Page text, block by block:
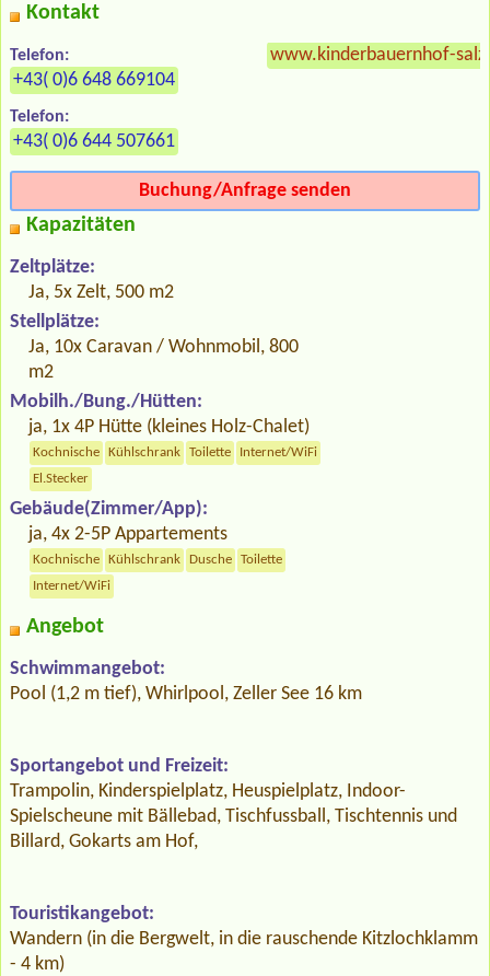
Kontakt
Telefon:
+43( 0)6 648 669104
Telefon:
+43( 0)6 644 507661
www.kinderbauernhof-
Buchung/Anfrage senden
Kapazitäten
Zeltplätze:
Ja, 5x Zelt, 500 m2
Stellplätze:
Ja, 10x Caravan / Wohnmobil, 800
m2
Mobilh./Bung./Hütten:
ja, 1x 4P Hütte (kleines Holz-Chalet)
Kochnische Kühlschrank Toilette
Internet/WiFi
El.Stecker
Gebäude(Zimmer/App):
ja, 4x 2-5P Appartements
Kochnische Kühlschrank Dusche
Toilette
Internet/WiFi
Angebot
Schwimmangebot:
Pool (1,2 m tief), Whirlpool, Zeller See 16 km
Sportangebot und Freizeit:
Trampolin, Kinderspielplatz, Heuspielplatz, Indoor-
Spielscheune mit Bällebad, Tischfussball, Tischtennis und
Billard, Gokarts am Hof,
Touristikangebot:
Wandern (in die Bergwelt, in die rauschende Kitzlochklamm
- 4 km)